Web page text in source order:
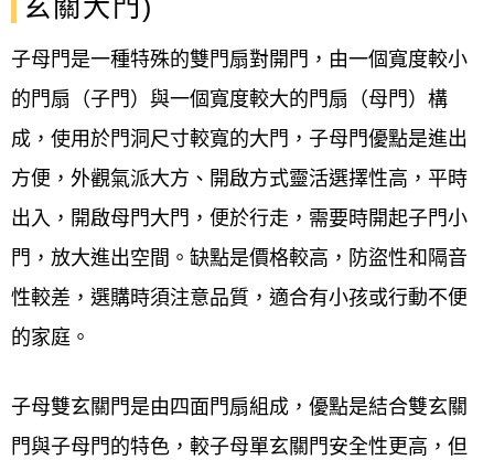
玄關大門)
子母門是一種特殊的雙門扇對開門，由一個寬度較小
的門扇（子門）與一個寬度較大的門扇（母門）構
成， 使用於門洞尺寸較寬的大門 ，子母門優點是進出
方便，外觀氣派大方、開啟方式靈活選擇性高，平時
出入，開啟母門大門，便於行走，需要時開起子門小
門，放大進出空間。缺點是價格較高，防盜性和隔音
性較差，選購時須注意品質，適合有小孩或行動不便
的家庭。
子母雙玄關門是由四面門扇組成，優點是結合雙玄關
門與子母門的特色，較子母單玄關門安全性更高，但